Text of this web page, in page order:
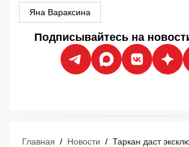
Яна Вараксина
Подписывайтесь на
Главная / Новости /